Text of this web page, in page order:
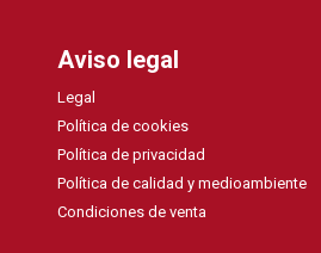
Aviso legal
Legal
Política de cookies
Política de privacidad
Política de calidad y medioambiente
Condiciones de venta